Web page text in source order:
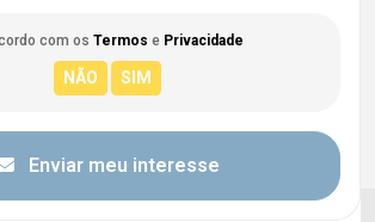
com os Termos e Privacidade
Enviar meu interesse